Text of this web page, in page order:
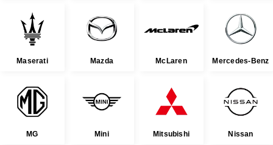
Maserati Mazda McLaren Mercedes-Benz
MG Mini Mitsubishi Nissan